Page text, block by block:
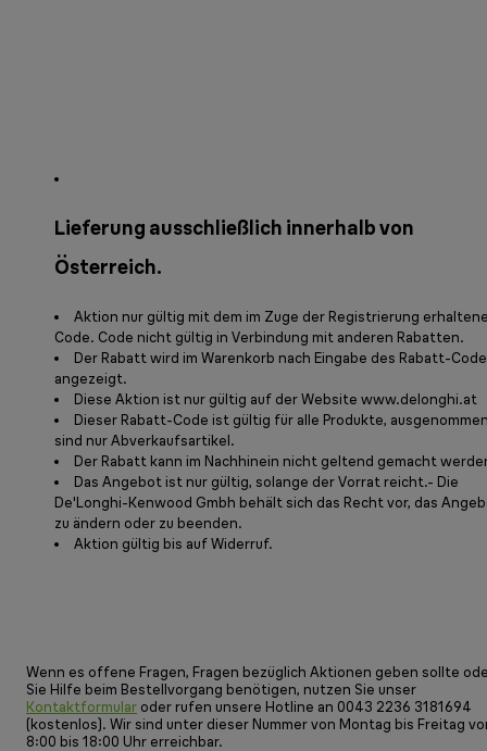
Lieferung ausschließlich innerhalb von
Österreich.
Aktion nur gültig mit dem im Zuge der Registrierung
Code. Code nicht gültig in Verbindung mit anderen Rabatten.
Der Rabatt wird im Warenkorb nach Eingabe des Rabatt-
angezeigt.
Diese Aktion ist nur gültig auf der Website www.delonghi.at
Dieser Rabatt-Code ist gültig für alle Produkte,
sind nur Abverkaufsartikel.
Der Rabatt kann im Nachhinein nicht geltend gemacht
Das Angebot ist nur gültig, solange der Vorrat reicht.- Die
De'Longhi-Kenwood Gmbh behält sich das Recht vor, das
zu ändern oder zu beenden.
Aktion gültig bis auf Widerruf.
Wenn es offene Fragen, Fragen bezüglich Aktionen geben sollte
Sie Hilfe beim Bestellvorgang benötigen, nutzen Sie unser
Kontaktformular oder rufen unsere Hotline an 0043 2236 3181694
(kostenlos). Wir sind unter dieser Nummer von Montag bis Freitag
8:00 bis 18:00 Uhr erreichbar.